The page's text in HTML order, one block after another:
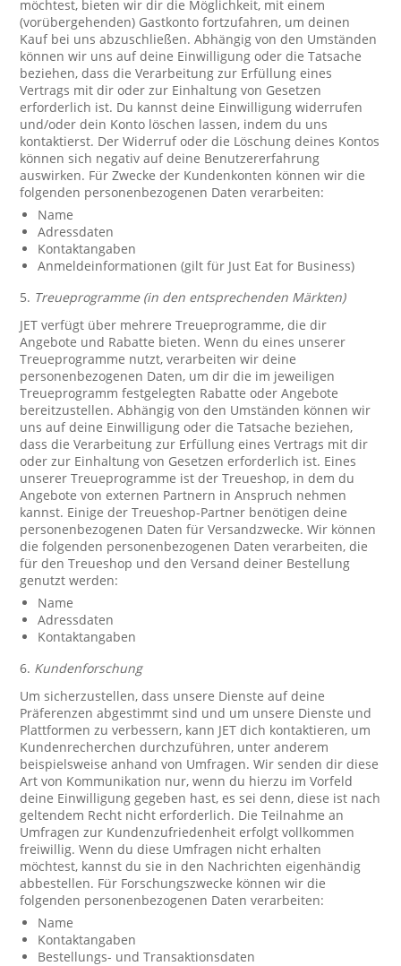
möchtest, bieten wir dir die Möglichkeit, mit einem
(vorübergehenden) Gastkonto fortzufahren, um deinen
Kauf bei uns abzuschließen. Abhängig von den Umständen
können wir uns auf deine Einwilligung oder die Tatsache
beziehen, dass die Verarbeitung zur Erfüllung eines
Vertrags mit dir oder zur Einhaltung von Gesetzen
erforderlich ist. Du kannst deine Einwilligung widerrufen
und/oder dein Konto löschen lassen, indem du uns
kontaktierst. Der Widerruf oder die Löschung deines Kontos
können sich negativ auf deine Benutzererfahrung
auswirken. Für Zwecke der Kundenkonten können wir die
folgenden personenbezogenen Daten verarbeiten:
Name
Adressdaten
Kontaktangaben
Anmeldeinformationen (gilt für Just Eat for Business)
5. Treueprogramme (in den entsprechenden Märkten)
JET verfügt über mehrere Treueprogramme, die dir
Angebote und Rabatte bieten. Wenn du eines unserer
Treueprogramme nutzt, verarbeiten wir deine
personenbezogenen Daten, um dir die im jeweiligen
Treueprogramm festgelegten Rabatte oder Angebote
bereitzustellen. Abhängig von den Umständen können wir
uns auf deine Einwilligung oder die Tatsache beziehen,
dass die Verarbeitung zur Erfüllung eines Vertrags mit dir
oder zur Einhaltung von Gesetzen erforderlich ist. Eines
unserer Treueprogramme ist der Treueshop, in dem du
Angebote von externen Partnern in Anspruch nehmen
kannst. Einige der Treueshop-Partner benötigen deine
personenbezogenen Daten für Versandzwecke. Wir können
die folgenden personenbezogenen Daten verarbeiten, die
für den Treueshop und den Versand deiner Bestellung
genutzt werden:
Name
Adressdaten
Kontaktangaben
6. Kundenforschung
Um sicherzustellen, dass unsere Dienste auf deine
Präferenzen abgestimmt sind und um unsere Dienste und
Plattformen zu verbessern, kann JET dich kontaktieren, um
Kundenrecherchen durchzuführen, unter anderem
beispielsweise anhand von Umfragen. Wir senden dir diese
Art von Kommunikation nur, wenn du hierzu im Vorfeld
deine Einwilligung gegeben hast, es sei denn, diese ist nach
geltendem Recht nicht erforderlich. Die Teilnahme an
Umfragen zur Kundenzufriedenheit erfolgt vollkommen
freiwillig. Wenn du diese Umfragen nicht erhalten
möchtest, kannst du sie in den Nachrichten eigenhändig
abbestellen. Für Forschungszwecke können wir die
folgenden personenbezogenen Daten verarbeiten:
Name
Kontaktangaben
Bestellungs- und Transaktionsdaten